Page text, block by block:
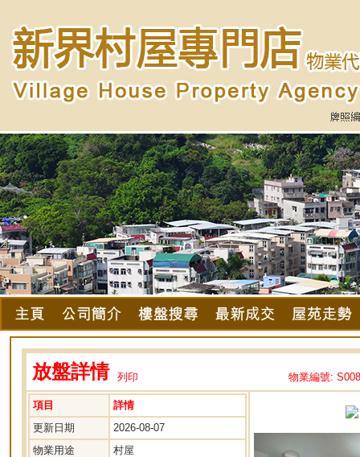
放盤詳情 列印 物業編號:
項目
詳情
更新日期
2026-08-07
物業用途
村屋